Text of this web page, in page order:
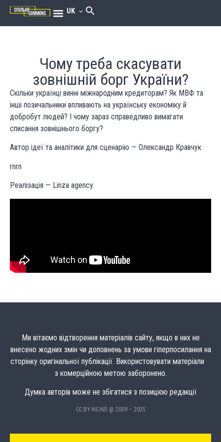
UK
Чому треба скасувати
зовнішній борг України?
Скільки українці винні міжнародним кредиторам? Як МВФ та
інші позичальники впливають на українську економіку й
добробут людей? І чому зараз справедливо вимагати
списання зовнішнього боргу?
Автор ідеї та аналітики для сценарію — Олександр Кравчук
rnrn
Реалізація — Linza agency.
Ми вітаємо відтворення матеріалів сайту, якщо в них не
внесено жодних змін чи доповнень за умови гіперпосилання на
сторінку оригінальної публікації. Використовувати матеріали
з комерційною метою заборонено.
Думка авторів може не збігатися з позицією редакції
CC BY-NC-ND @ 2009 – 2025